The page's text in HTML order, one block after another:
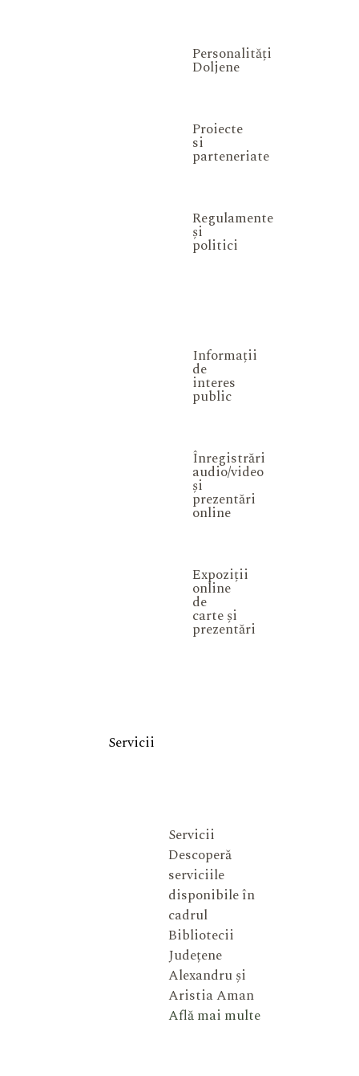
Personalități
Doljene
Proiecte
si
parteneriate
Regulamente
și
politici
Informații
de
interes
public
Înregistrări
audio/video
și
prezentări
online
Expoziții
online
de
carte și
prezentări
Servicii
Servicii
Descoperă
serviciile
disponibile în
cadrul
Bibliotecii
Județene
Alexandru și
Aristia Aman
Află mai multe